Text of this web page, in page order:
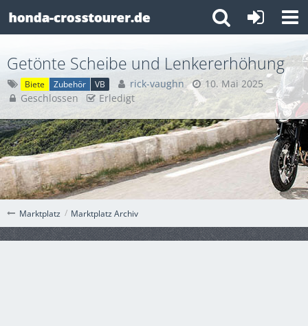
Marktplatz Marktplatz Archiv
Getönte Scheibe und Lenkererhöhung
Biete Zubehör VB rick-vaughn
10. Mai 2025
Geschlossen
Erledigt